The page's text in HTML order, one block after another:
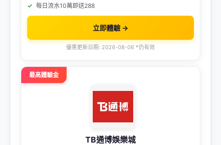
每日流水10萬即送288
立即體驗 →
優惠更新日期: 2026-08-06 *仍有效
最高體驗金
TB通博娛樂城